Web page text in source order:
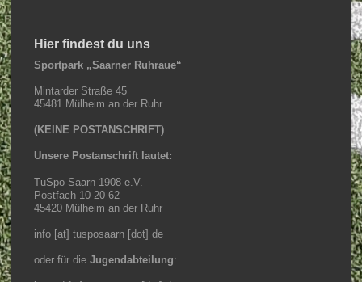
Hier findest du uns
Sportpark „Saarner Ruhraue“
Mintarder Straße 45
45481 Mülheim an der Ruhr
(KEINE POSTANSCHRIFT)
Unsere Postanschrift lautet:
TuSpo Saarn 1908 e.V.
Postfach 10 20 62
45420 Mülheim an der Ruhr
info [at] tusposaarn [dot] de
oder für die Jugendabteilung: